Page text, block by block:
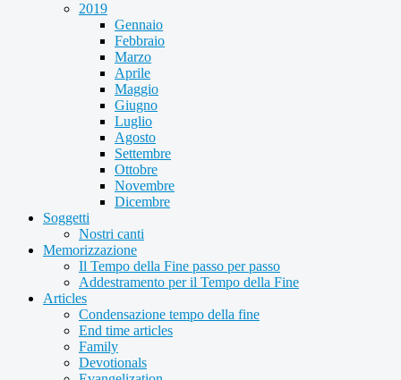
2019
Gennaio
Febbraio
Marzo
Aprile
Maggio
Giugno
Luglio
Agosto
Settembre
Ottobre
Novembre
Dicembre
Soggetti
Nostri canti
Memorizzazione
Il Tempo della Fine passo per passo
Addestramento per il Tempo della Fine
Articles
Condensazione tempo della fine
End time articles
Family
Devotionals